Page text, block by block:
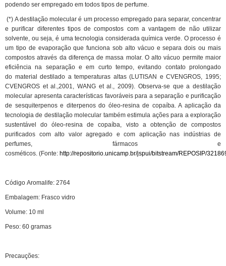
podendo ser empregado em todos tipos de perfume.
(*) A destilação molecular é um processo empregado para separar, concentrar
e purificar diferentes tipos de compostos com a vantagem de não utilizar
solvente, ou seja, é uma tecnologia considerada química verde. O processo é
um tipo de evaporação que funciona sob alto vácuo e separa dois ou mais
compostos através da diferença de massa molar. O alto vácuo permite maior
eficiência na separação e em curto tempo, evitando contato prolongado
do material destilado a temperaturas altas (LUTISAN e CVENGROS, 1995;
CVENGROS et al.,2001, WANG et al., 2009). Observa-se que a destilação
molecular apresenta características favoráveis para a separação e purificação
de sesquiterpenos e diterpenos do óleo-resina de copaíba. A aplicação da
tecnologia de destilação molecular também estimula ações para a exploração
sustentável do óleo-resina de copaíba, visto a obtenção de compostos
purificados com alto valor agregado e com aplicação nas indústrias de
perfumes, fármacos e
cosméticos. (Fonte: http://repositorio.unicamp.br/jspui/bitstream/REPOSIP/
Código Aromalife: 2764
Embalagem: Frasco vidro
Volume: 10 ml
Peso: 60 gramas
Precauções: